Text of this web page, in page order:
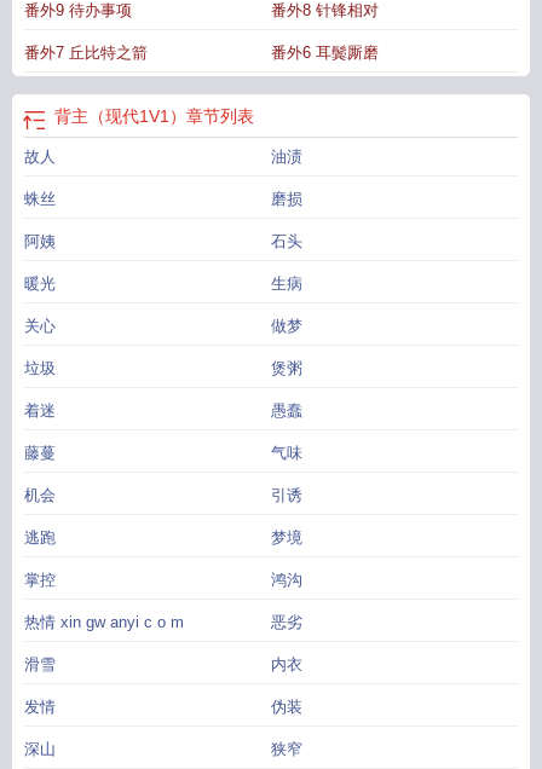
番外9 待办事项 番外8 针锋相对
番外7 丘比特之箭 番外6 耳鬓厮磨
背主（现代1V1） 章节列表
故人 油渍
蛛丝 磨损
阿姨 石头
暖光 生病
关心 做梦
垃圾 煲粥
着迷 愚蠢
藤蔓 气味
机会 引诱
逃跑 梦境
掌控 鸿沟
热情 xin gw anyi c o m 恶劣
滑雪 内衣
发情 伪装
深山 狭窄